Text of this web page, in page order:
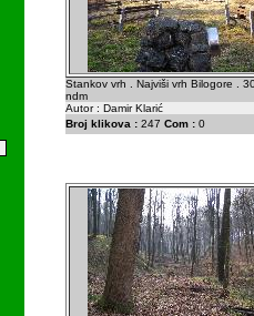
Stankov vrh . Najviši vrh Bilogore .
ndm
Autor : Damir Klarić
Broj klikova : 247 Com : 0